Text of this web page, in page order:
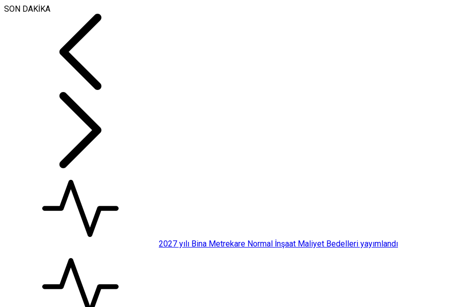
SON DAKİKA
2027 yılı Bina Metrekare Normal İnşaat Maliyet Bedelleri yayımlandı